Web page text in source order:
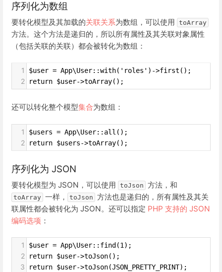
序列化为数组
要转化模型及其加载的关联关系为数组，可以使用 toArray
方法。这个方法是递归的，所以所有属性及其关联对象属性
（包括关联的关联）都会被转化为数组：
1 $user = App\User::with('roles')->first();
2 return $user->toArray();
还可以转化整个模型集合为数组：
1 $users = App\User::all();
2 return $users->toArray();
序列化为 JSON
要转化模型为 JSON，可以使用 toJson 方法，和
toArray 一样， toJson 方法也是递归的，所有属性及其关
联属性都会被转化为 JSON。还可以指定 PHP 支持的 JSON
编码选项 ：
1 $user = App\User::find(1);
2 return $user->toJson();
3 return $user->toJson(JSON_PRETTY_PRINT);